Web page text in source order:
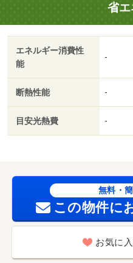
省
エネルギー消費性
能
-
断熱性能 -
目安光熱費 -
無料・
この物件に
お気に